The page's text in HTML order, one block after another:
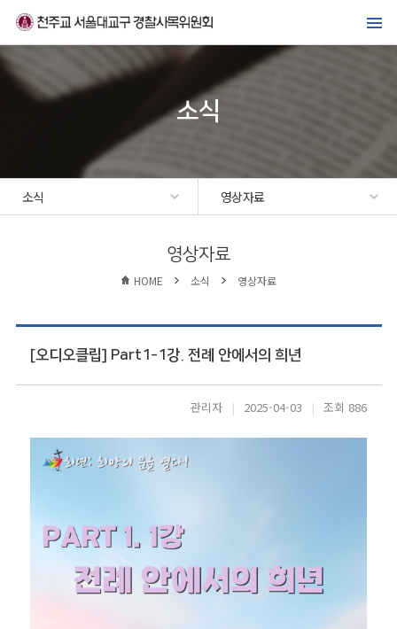
메뉴바로가기
본문바로가기
경찰복지사업
선교·교육센터
소식
소식
소식 영상자료
영상자료
HOME 소식 영상자료
[오디오클립] Part1-1강. 전례 안에서의 희년
관리자 | 2025-04-03 | 조회 886